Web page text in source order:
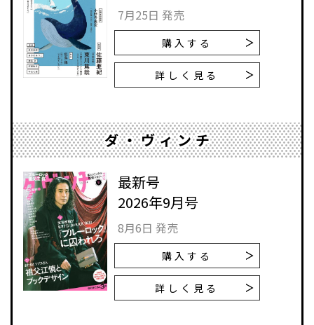
7月25日 発売
購入する
詳しく見る
ダ・ヴィンチ
最新号
2026年9月号
8月6日 発売
購入する
詳しく見る